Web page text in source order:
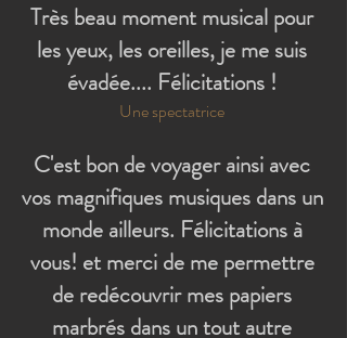
Très beau moment musical pour
les yeux, les oreilles, je me suis
évadée.... Félicitations !
Une spectatrice
C'est bon de voyager ainsi avec
vos magnifiques musiques dans un
monde ailleurs. Félicitations à
vous! et merci de me permettre
de redécouvrir mes papiers
marbrés dans un tout autre